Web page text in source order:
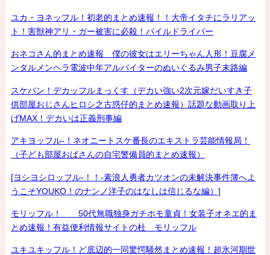
ユカ・ヨネッフル！初老的まとめ速報！！大帝イタチにラリアッ
ト！害獣神アリ・ガー被害に必殺！パイルドライバー
おネコさん的まとめ速報 僕の彼女はエリーちゃん人形！豆腐メ
ンタルメンヘラ電波中年アルバイターのぬいぐるみ男子末路編
スケバン！デカッフルまっくす（デカい強い2次元嫁だいすき子
供部屋おじさんヒロシ之古惑仔的まとめ速報）話題な動画取り上
げMAX！デカいは正義刑事編
アキヨッフル-！ネオニートスケ番長のエキストラ芸能情報局！
（子ども部屋おばさんの自宅警備員的まとめ速報）
[ヨシヨシロッフル-！！-素浪人勇者カツオンの未解決事件簿へよ
うこそYOUKO！のナンノ洋子のはなしは信じるな編）]
モリッフル！ 50代無職独身ガチホモ童貞！女装子オネエ的ま
とめ速報！有益便利情報サイトの杜 モリッフル
ユキユキッフル！ど底辺的一同驚愕騒然まとめ速報！超氷河期世